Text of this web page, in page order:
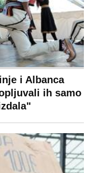
i Albanca
ih samo